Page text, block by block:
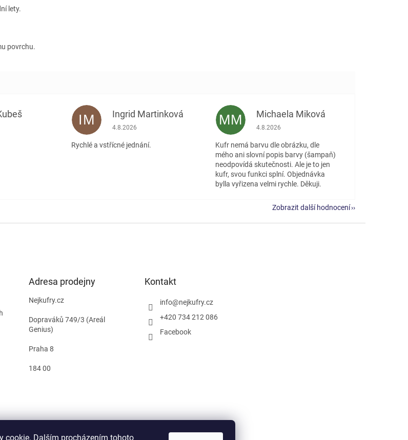
cookie. Dalším procházením tohoto
lety.
povrchu.
obchodu je 5 z 5 hvězdiček.
IM Ingrid Martinková
Hodnocení obchodu je 5 z 5 hvězdiček.
4.8.2026
Rychlé a vstřícné jednání.
MM Michaela Miková
Hodnocení obchodu je 5 z 5 hvězdiček.
4.8.2026
Kufr nemá barvu dle obrázku, dle
mého ani slovní popis barvy (šampaň)
neodpovídá skutečnosti. Ale je to jen
kufr, svou funkci splní. Objednávka
bylla vyřizena velmi rychle. Děkuji.
Zobrazit další hodnocení
Adresa prodejny
Nejkufry.cz
Dopraváků 749/3 (Areál
Genius)
Praha 8
184 00
Kontakt
info@nejkufry.cz
+420 734 212 086
Facebook